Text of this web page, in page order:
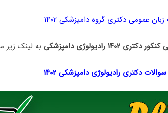
عمومی دکتری گروه دامپزشکی ۱۴۰۲
رادیولوژی دامپزشکی به لینک زیر
دکتری رادیولوژی دامپزشکی ۱۴۰۲